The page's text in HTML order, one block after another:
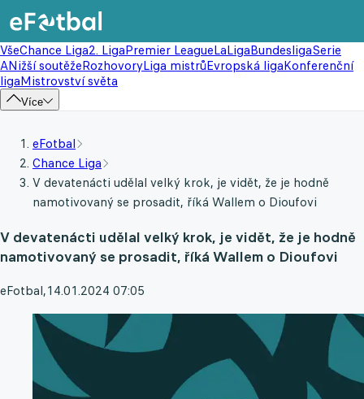
VšeChance Liga2. LigaPremier LeagueLaLigaBundesligaSerie
ANižší soutěžeRozhovoryLiga mistrůEvropská ligaKonferenční
ligaMistrovství světa
Více
eFotbal
Chance Liga
V devatenácti udělal velký krok, je vidět, že je hodně
namotivovaný se prosadit, říká Wallem o Dioufovi
V devatenácti udělal velký krok, je vidět, že je hodně
namotivovaný se prosadit, říká Wallem o Dioufovi
eFotbal,14.01.2024 07:05